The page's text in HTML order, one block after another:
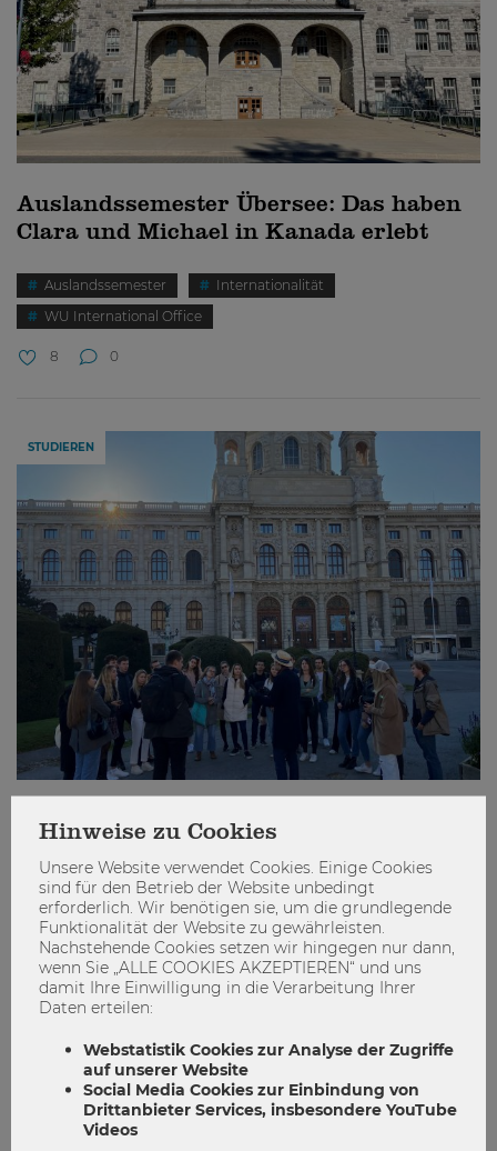
Auslandssemester Übersee: Das haben
Clara und Michael in Kanada erlebt
Auslandssemester
Internationalität
WU International Office
8 0
STUDIEREN
Central Europe Connect: Ein
Warschau verbindet
CEC CEE
Central Europe Connect
Netzwerke
WU International Office
2 0
ENGAGIEREN
Hinweise zu Cookies
Unsere Website verwendet Cookies. Einige Cookies
sind für den Betrieb der Website unbedingt
erforderlich. Wir benötigen sie, um die grundlegende
Funktionalität der Website zu gewährleisten.
Nachstehende Cookies setzen wir hingegen nur dann,
wenn Sie „ALLE COOKIES AKZEPTIEREN“ und uns
damit Ihre Einwilligung in die Verarbeitung Ihrer
Daten erteilen:
Webstatistik Cookies zur Analyse der Zugriffe
auf unserer Website
Social Media Cookies zur Einbindung von
Drittanbieter Services, insbesondere YouTube
Videos